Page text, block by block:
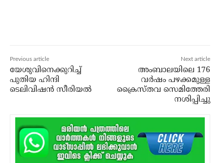
Previous article
യേശുവിനെക്കുറിച്ച്
പുതിയ ഹിന്ദി
ടെലിവിഷന്‍ സീരിയല്‍
Next article
അംബാലയിലെ 176
വര്‍ഷം പഴക്കമുള്ള
ക്രൈസ്തവ സെമിത്തേരി
നശിപ്പിച്ചു